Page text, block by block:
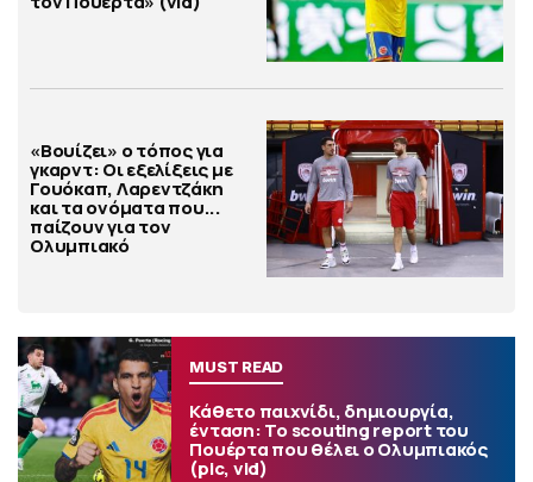
«Βουίζει» ο τόπος για
γκαρντ: Οι εξελίξεις με
Γουόκαπ, Λαρεντζάκη
και τα ονόματα που...
παίζουν για τον
Ολυμπιακό
MUST READ
Κάθετο παιχνίδι, δημιουργία,
ένταση: Το scouting report του
Πουέρτα που θέλει ο Ολυμπιακός
(pic, vid)